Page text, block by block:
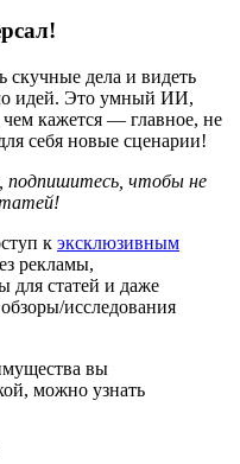
скучные дела и видеть
идей. Это умный ИИ,
кажется — главное, не
себя новые сценарии!
подпишитесь, чтобы не
к эксклюзивным
рекламы,
для статей и даже
исследования
вы
можно узнать